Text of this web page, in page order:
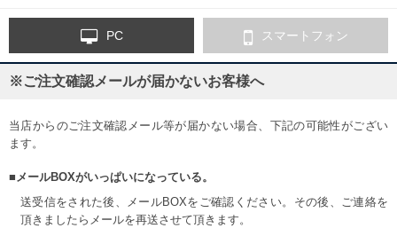
PC スマートフォン
※ご注文確認メールが届かないお客様へ
当店からのご注文確認メール等が届かない場合、下記の可能性がござい
ます。
■メールBOXがいっぱいになっている。
送受信をされた後、メールBOXをご確認ください。その後、ご連絡を
頂きましたらメールを再送させて頂きます。